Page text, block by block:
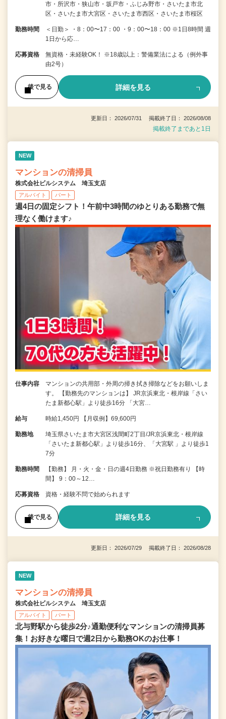
市・所沢市・狭山市・坂戸市・ふじみ野市・さいたま市北
区・さいたま市大宮区・さいたま市西区・さいたま市桜区
勤務時間
＜日勤＞ ・8：00〜17：00 ・9：00〜18：00 ※1日8時間 週
1日から応…
応募資格
無資格・未経験OK！ ※18歳以上：警備業法による（例外事
由2号）
後で見る 詳細を見る
更新日： 2026/07/31 掲載終了日： 2026/08/08
掲載終了まであと1日
NEW
マンションの清掃員
株式会社ビルシステム 埼玉支店
アルバイト パート
週4日の固定シフト！午前中3時間のゆとりある勤務で無
理なく働けます♪
仕事内容
マンションの共用部・外周の掃き拭き掃除などをお願いしま
す。 【勤務先のマンションは】 JR京浜東北・根岸線「さい
たま新都心駅」より徒歩16分 「大宮…
給与 時給1,450円 【月収例】69,600円
勤務地
埼玉県さいたま市大宮区浅間町2丁目/JR京浜東北・根岸線
「さいたま新都心駅」より徒歩16分、「大宮駅 」より徒歩1
7分
勤務時間
【勤務】 月・火・金・日の週4日勤務 ※祝日勤務有り 【時
間】 9：00～12…
応募資格 資格・経験不問で始められます
後で見る 詳細を見る
更新日： 2026/07/29 掲載終了日： 2026/08/28
NEW
マンションの清掃員
株式会社ビルシステム 埼玉支店
アルバイト パート
北与野駅から徒歩2分♪通勤便利なマンションの清掃員募
集！お好きな曜日で週2日から勤務OKのお仕事！